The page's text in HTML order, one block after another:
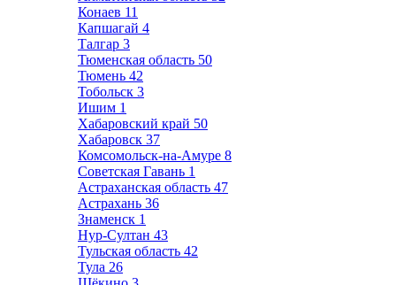
Конаев 11
Капшагай 4
Талгар 3
Тюменская область 50
Тюмень 42
Тобольск 3
Ишим 1
Хабаровский край 50
Хабаровск 37
Комсомольск-на-Амуре 8
Советская Гавань 1
Астраханская область 47
Астрахань 36
Знаменск 1
Нур-Султан 43
Тульская область 42
Тула 26